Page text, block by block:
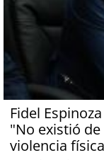
Fidel
"No existió
violencia